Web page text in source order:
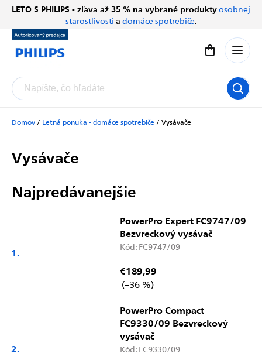
Prejsť
obsah
LETO S PHILIPS - zľava až 35 % na vybrané produktyosobnej
starostlivosti a domáce spotrebiče.
Nákupný
Domov / Letná ponuka - domáce spotrebiče / Vysávače
Vysávače
Najpredávanejšie
PowerPro Expert FC9747/09
Bezvreckový vysávač
Kód: FC9747/09
(–36 %)
€189,99
PowerPro Compact
FC9330/09 Bezvreckový
vysávač
Kód: FC9330/09
Chatbot Filip
Autorizovaný predajce